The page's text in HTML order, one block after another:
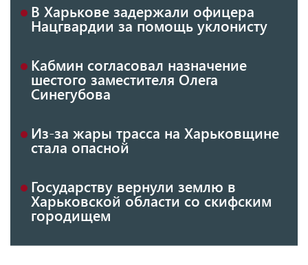
В Харькове задержали офицера
Нацгвардии за помощь уклонисту
Кабмин согласовал назначение
шестого заместителя Олега
Синегубова
Из-за жары трасса на Харьковщине
стала опасной
Государству вернули землю в
Харьковской области со скифским
городищем